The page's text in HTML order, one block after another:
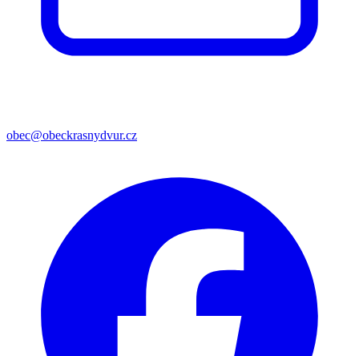
obec@obeckrasnydvur.cz